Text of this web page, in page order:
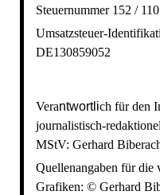
Steuernummer 152 /
Umsatzsteuer-
DE130859052
Verantwortlich für den
journalistisch-
MStV: Gerhard
Quellenangaben für die
Grafiken: © Gerhard